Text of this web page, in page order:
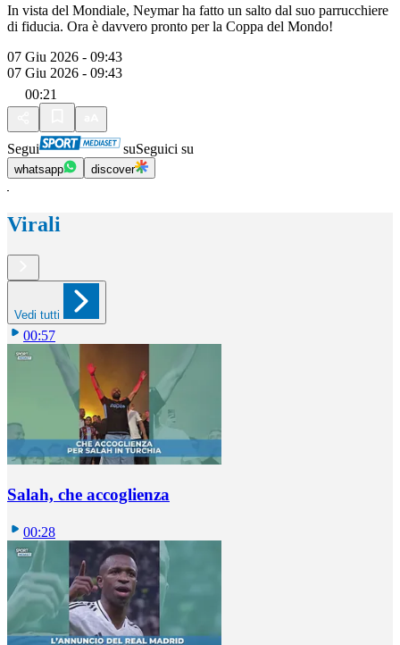
In vista del Mondiale, Neymar ha fatto un salto dal suo parrucchiere
di fiducia. Ora è davvero pronto per la Coppa del Mondo!
07 Giu 2026 - 09:43
07 Giu 2026 - 09:43
00:21
Segui suSeguici su
whatsapp discover
Virali
Vedi tutti
00:57
Salah, che accoglienza
00:28